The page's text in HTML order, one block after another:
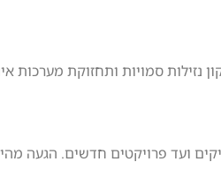
נזילות סמויות ותחזוקת מערכות
ועד פרויקטים חדשים. הגעה